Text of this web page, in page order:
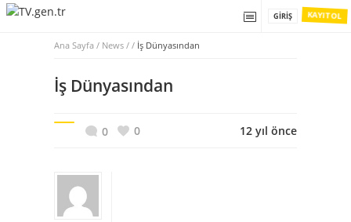
KAYIT OL
GIRIŞ
Ana Sayfa / News / / İş Dünyasından
İş Dünyasından
0 0 12 yıl önce